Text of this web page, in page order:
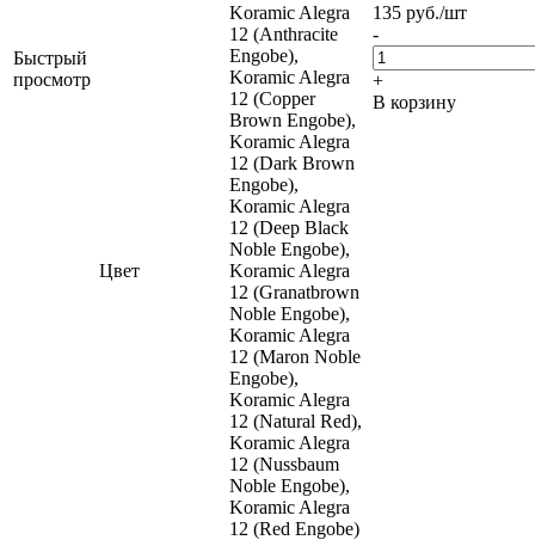
Быстрый
просмотр
Цвет
Koramic Alegra
12 (Anthracite
Engobe),
Koramic Alegra
12 (Copper
Brown Engobe),
Koramic Alegra
12 (Dark Brown
Engobe),
Koramic Alegra
12 (Deep Black
Noble Engobe),
Koramic Alegra
12 (Granatbrown
Noble Engobe),
Koramic Alegra
12 (Maron Noble
Engobe),
Koramic Alegra
12 (Natural Red),
Koramic Alegra
12 (Nussbaum
Noble Engobe),
Koramic Alegra
12 (Red Engobe)
135 руб./шт
-
+
В корзину